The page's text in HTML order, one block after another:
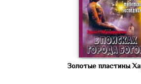
Золотые пластины